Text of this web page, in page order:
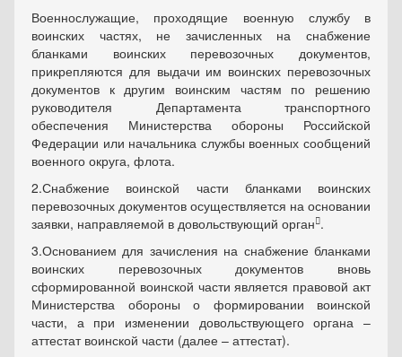
Военнослужащие, проходящие военную службу в
воинских частях, не зачисленных на снабжение
бланками воинских перевозочных документов,
прикрепляются для выдачи им воинских перевозочных
документов к другим воинским частям по решению
руководителя Департамента транспортного
обеспечения Министерства обороны Российской
Федерации или начальника службы военных сообщений
военного округа, флота.
2.Снабжение воинской части бланками воинских
перевозочных документов осуществляется на основании
заявки, направляемой в довольствующий орган.
3.Основанием для зачисления на снабжение бланками
воинских перевозочных документов вновь
сформированной воинской части является правовой акт
Министерства обороны о формировании воинской
части, а при изменении довольствующего органа –
аттестат воинской части (далее – аттестат).